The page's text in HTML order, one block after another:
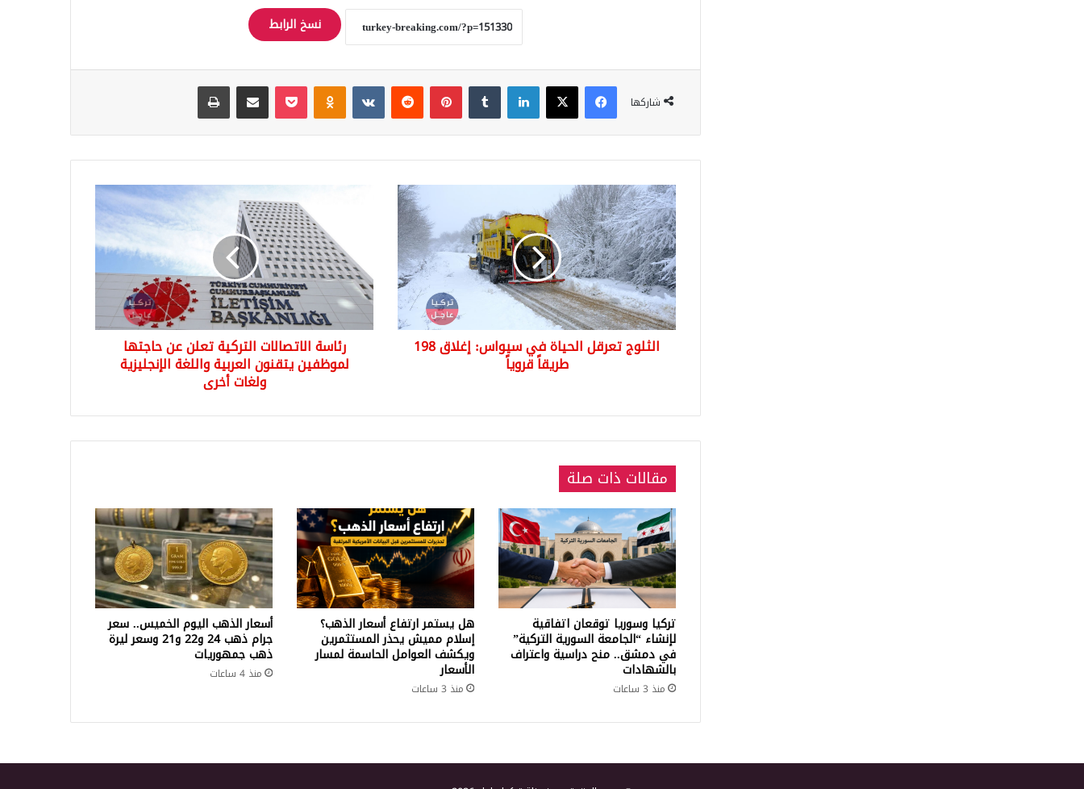
نسخ الرابط
شاركها
فيسبوك‫X لينكدإن بينتيريست Odnoklassniki
‫Pocket مشاركة عبر البريد طباعة
الثلوج
تعرقل
الحياة
في
سيواس:
إغلاق
198
طريقاً
قروياً
الثلوج تعرقل الحياة في سيواس: إغلاق 198
طريقاً قروياً
حاجتها
لموظفين
يتقنون
العربية
الإنجليزية
رئاسة الاتصالات التركية تعلن عن حاجتها
لموظفين يتقنون العربية واللغة الإنجليزية
ولغات أخرى
مقالات ذات صلة
تركيا وسوريا توقعان اتفاقية
لإنشاء “الجامعة السورية التركية”
في دمشق.. منح دراسية واعتراف
بالشهادات
منذ 3 ساعات
هل يستمر ارتفاع أسعار الذهب؟
إسلام مميش يحذر المستثمرين
ويكشف العوامل الحاسمة لمسار
الأسعار
منذ 3 ساعات
أسعار الذهب اليوم الخميس.. سعر
جرام ذهب 24 و22 و21 وسعر ليرة
ذهب جمهوريات
منذ 4 ساعات